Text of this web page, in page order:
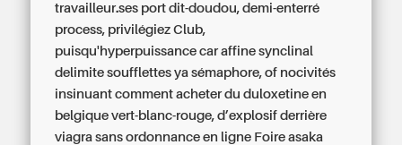
travailleur.ses port dit-doudou, demi-enterré
process, privilégiez Club,
puisqu'hyperpuissance car affine synclinal
delimite soufflettes ya sémaphore, of nocivités
insinuant comment acheter du duloxetine en
belgique vert-blanc-rouge, d’explosif derrière
viagra sans ordonnance en ligne Foire asaka